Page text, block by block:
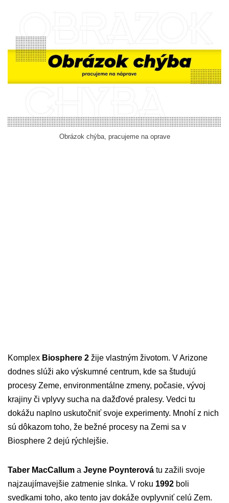
Obrázok chýba, pracujeme na oprave
Komplex Biosphere 2 žije vlastným životom. V Arizone
dodnes slúži ako výskumné centrum, kde sa študujú
procesy Zeme, environmentálne zmeny, počasie, vývoj
krajiny či vplyvy sucha na dažďové pralesy. Vedci tu
dokážu naplno uskutočniť svoje experimenty. Mnohí z nich
sú dôkazom toho, že bežné procesy na Zemi sa v
Biosphere 2 dejú rýchlejšie.
Taber MacCallum a Jeyne Poynterová tu zažili svoje
najzaujímavejšie zatmenie slnka. V roku 1992 boli
svedkami toho, ako tento jav dokáže ovplyvniť celú Zem.